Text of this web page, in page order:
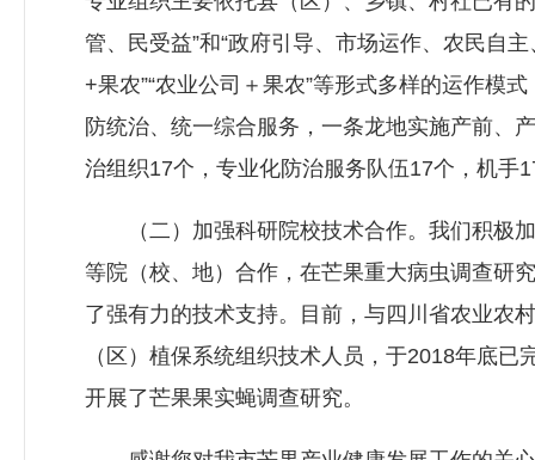
管、民受益”和“政府引导、市场运作、农民自
+果农”“农业公司＋果农”等形式多样的运作模
防统治、统一综合服务，一条龙地实施产前、
治组织17个，专业化防治服务队伍17个，机手
（二）加强科研院校技术合作。我们积极加
等院（校、地）合作，在芒果重大病虫调查研
了强有力的技术支持。目前，与四川省农业农
（区）植保系统组织技术人员，于2018年底
开展了芒果果实蝇调查研究。